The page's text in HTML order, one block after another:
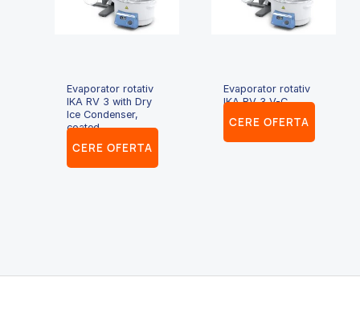
Evaporator rotativ
IKA RV 3 with Dry
Ice Condenser,
coated
CERE OFERTA
Evaporator rotativ
IKA RV 3 V-C
CERE OFERTA